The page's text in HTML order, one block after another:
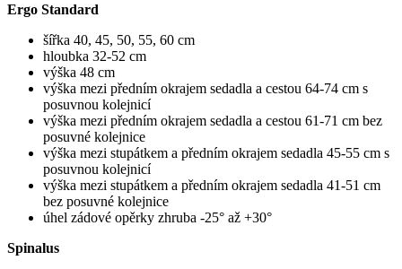
Ergo Standard
šířka 40, 45, 50, 55, 60 cm
hloubka 32-52 cm
výška 48 cm
výška mezi předním okrajem sedadla a cestou 64-74 cm s
posuvnou kolejnicí
výška mezi předním okrajem sedadla a cestou 61-71 cm bez
posuvné kolejnice
výška mezi stupátkem a předním okrajem sedadla 45-55 cm s
posuvnou kolejnicí
výška mezi stupátkem a předním okrajem sedadla 41-51 cm
bez posuvné kolejnice
úhel zádové opěrky zhruba -25° až +30°
Spinalus